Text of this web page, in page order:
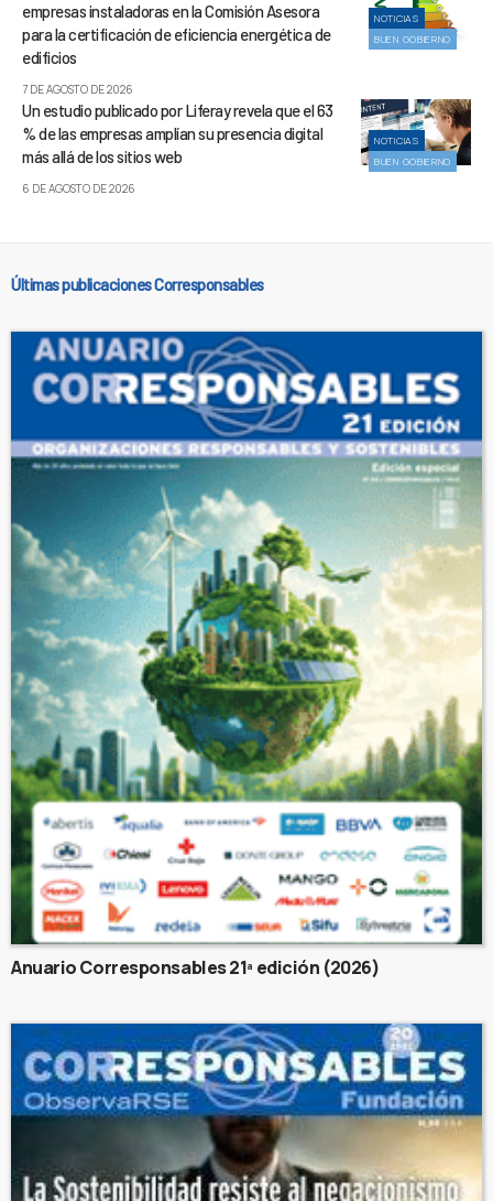
NOTICIAS
BUEN GOBIERNO
empresas instaladoras en la Comisión Asesora
para la certificación de eficiencia energética de
edificios
7 DE AGOSTO DE 2026
NOTICIAS
BUEN GOBIERNO
Un estudio publicado por Liferay revela que el 63
% de las empresas amplían su presencia digital
más allá de los sitios web
6 DE AGOSTO DE 2026
Últimas publicaciones Corresponsables
Anuario Corresponsables 21ª edición (2026)